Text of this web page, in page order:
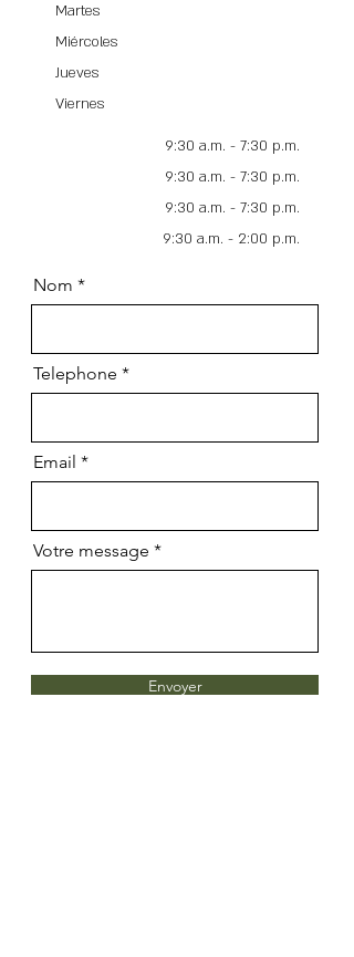
Martes
Miércoles
Jueves
Viernes
9:30 a.m. - 7:30 p.m.
9:30 a.m. - 7:30 p.m.
9:30 a.m. - 7:30 p.m.
9:30 a.m. - 2:00 p.m.
Nom
Telephone
Email
Votre message
Envoyer